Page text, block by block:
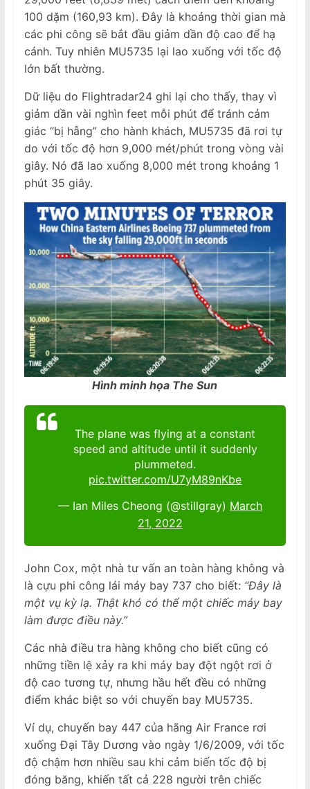
100 dặm (160,93 km). Đây là khoảng thời gian mà
các phi công sẽ bắt đầu giảm dần độ cao để hạ
cánh. Tuy nhiên MU5735 lại lao xuống với tốc độ
lớn bất thường.
Dữ liệu do Flightradar24 ghi lại cho thấy, thay vì
giảm dần vài nghìn feet mỗi phút để tránh cảm
giác “bị hẫng” cho hành khách, MU5735 đã rơi tự
do với tốc độ hơn 9,000 mét/phút trong vòng vài
giây. Nó đã lao xuống 8,000 mét trong khoảng 1
phút 35 giây.
Hình minh họa The Sun
The plane was flying at a constant
speed and altitude until it suddenly
plummeted.
pic.twitter.com/U7yM89nKbe
— Ian Miles Cheong (@stillgray) March
21, 2022
John Cox, một nhà tư vấn an toàn hàng không và
là cựu phi công lái máy bay 737 cho biết: “Đây là
một vụ kỳ lạ. Thật khó có thể một chiếc máy bay
làm được điều này.”
Các nhà điều tra hàng không cho biết cũng có
những tiền lệ xảy ra khi máy bay đột ngột rơi ở
độ cao tương tự, nhưng hầu hết đều có những
điểm khác biệt so với chuyến bay MU5735.
Ví dụ, chuyến bay 447 của hãng Air France rơi
xuống Đại Tây Dương vào ngày 1/6/2009, với tốc
độ chậm hơn nhiều sau khi cảm biến tốc độ bị
đóng băng, khiến tất cả 228 người trên chiếc